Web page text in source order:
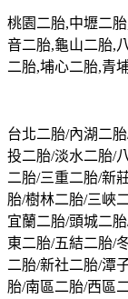
桃園二胎,中壢二
音二胎,龜山二胎,
二胎,埔心二胎,青
台北二胎/內湖二
投二胎/淡水二胎/
二胎/三重二胎/新
胎/樹林二胎/三峽
宜蘭二胎/頭城二
東二胎/五結二胎/
二胎/新社二胎/潭
胎/南區二胎/西區